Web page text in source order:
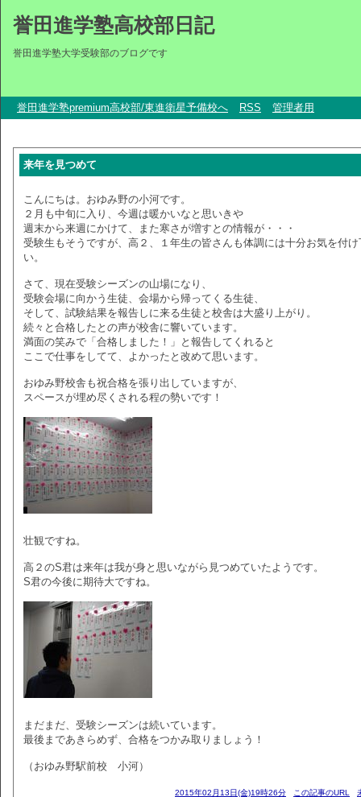
誉田進学塾高校部日記
誉田進学塾大学受験部のブログです
誉田進学塾premium高校部/東進衛星予備校へ RSS 管理者用
来年を見つめて
こんにちは。おゆみ野の小河です。
２月も中旬に入り、今週は暖かいなと思いきや
週末から来週にかけて、また寒さが増すとの情報が・・・
受験生もそうですが、高２、１年生の皆さんも体調には十分お気を付け
い。
さて、現在受験シーズンの山場になり、
受験会場に向かう生徒、会場から帰ってくる生徒、
そして、試験結果を報告しに来る生徒と校舎は大盛り上がり。
続々と合格したとの声が校舎に響いています。
満面の笑みで「合格しました！」と報告してくれると
ここで仕事をしてて、よかったと改めて思います。
おゆみ野校舎も祝合格を張り出していますが、
スペースが埋め尽くされる程の勢いです！
壮観ですね。
高２のS君は来年は我が身と思いながら見つめていたようです。
S君の今後に期待大ですね。
まだまだ、受験シーズンは続いています。
最後まであきらめず、合格をつかみ取りましょう！
（おゆみ野駅前校 小河）
2015年02月13日(金)19時26分 この記事のURL